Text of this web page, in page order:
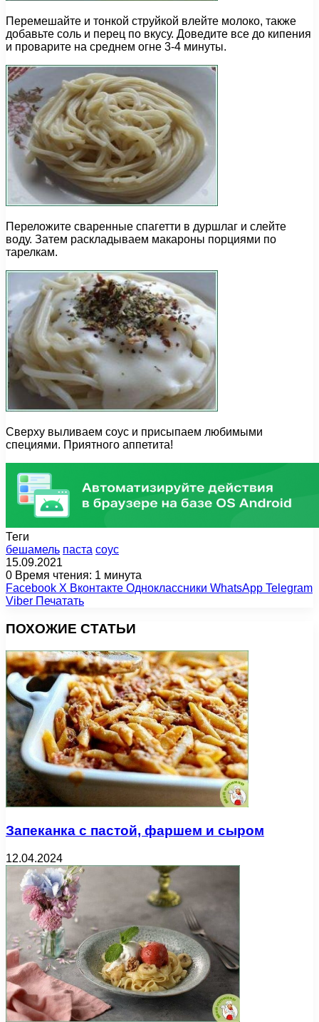
Перемешайте и тонкой струйкой влейте молоко, также
добавьте соль и перец по вкусу. Доведите все до кипения
и проварите на среднем огне 3-4 минуты.
Переложите сваренные спагетти в дуршлаг и слейте
воду. Затем раскладываем макароны порциями по
тарелкам.
Сверху выливаем соус и присыпаем любимыми
специями. Приятного аппетита!
Теги
бешамель паста соус
15.09.2021
0 Время чтения: 1 минута
Facebook X Вконтакте Одноклассники WhatsApp Telegram
Viber Печатать
ПОХОЖИЕ СТАТЬИ
Запеканка с пастой, фаршем и сыром
12.04.2024